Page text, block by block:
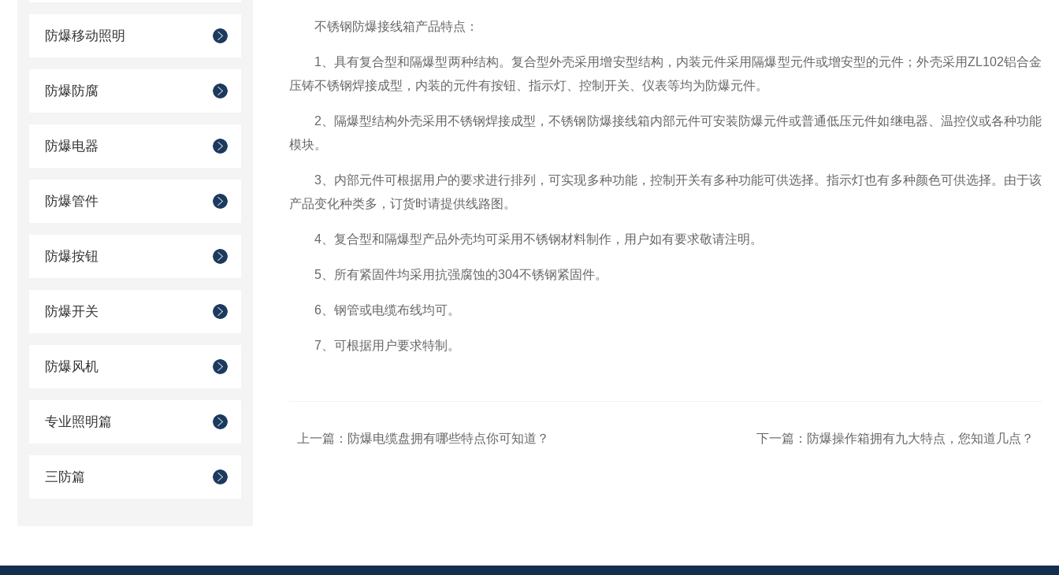
防爆移动照明
防爆防腐
防爆电器
防爆管件
防爆按钮
防爆开关
防爆风机
专业照明篇
三防篇
不锈钢防爆接线箱产品特点：
1、具有复合型和隔爆型两种结构。复合型外壳采用增安型结构，内装元件采用隔爆型元件或增安型的元件；外壳采用ZL102铝合金
压铸不锈钢焊接成型，内装的元件有按钮、指示灯、控制开关、仪表等均为防爆元件。
2、隔爆型结构外壳采用不锈钢焊接成型，不锈钢防爆接线箱内部元件可安装防爆元件或普通低压元件如继电器、温控仪或各种功能
模块。
3、内部元件可根据用户的要求进行排列，可实现多种功能，控制开关有多种功能可供选择。指示灯也有多种颜色可供选择。由于该
产品变化种类多，订货时请提供线路图。
4、复合型和隔爆型产品外壳均可采用不锈钢材料制作，用户如有要求敬请注明。
5、所有紧固件均采用抗强腐蚀的304不锈钢紧固件。
6、钢管或电缆布线均可。
7、可根据用户要求特制。
上一篇： 防爆电缆盘拥有哪些特点你可知道？ 下一篇： 防爆操作箱拥有九大特点，您知道几点？